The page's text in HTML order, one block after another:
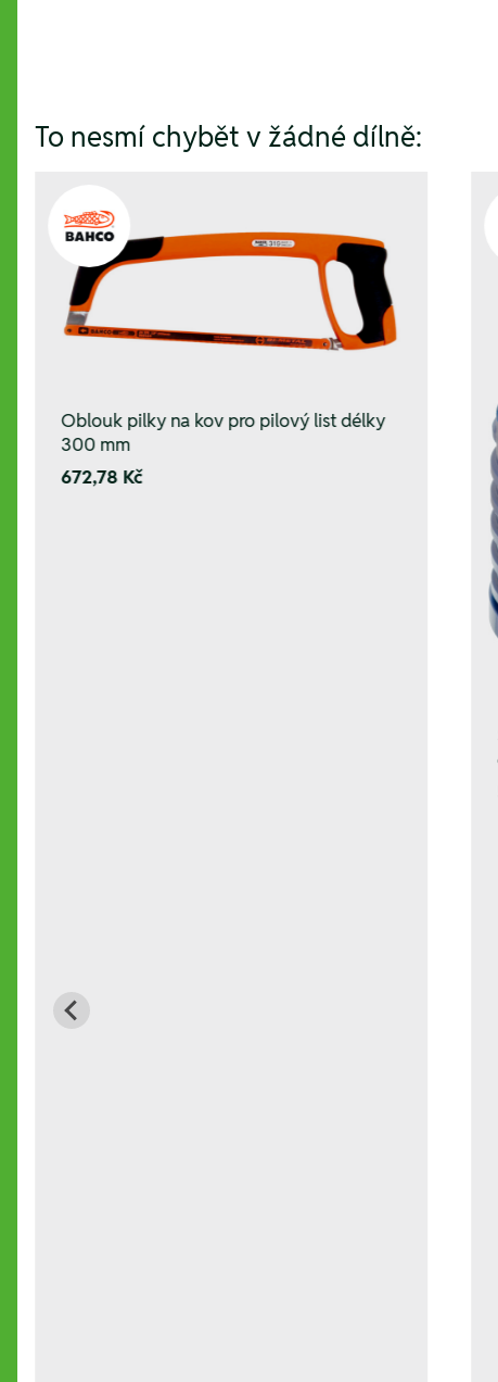
To nesmí chybět v žádné dílně:
Oblouk pilky na kov pro pilový list délky
300 mm
672,78 Kč